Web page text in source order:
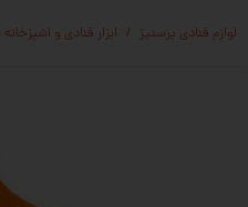
لوازم قنادی پرستیژ ابزار قنادی و اشپزخانه